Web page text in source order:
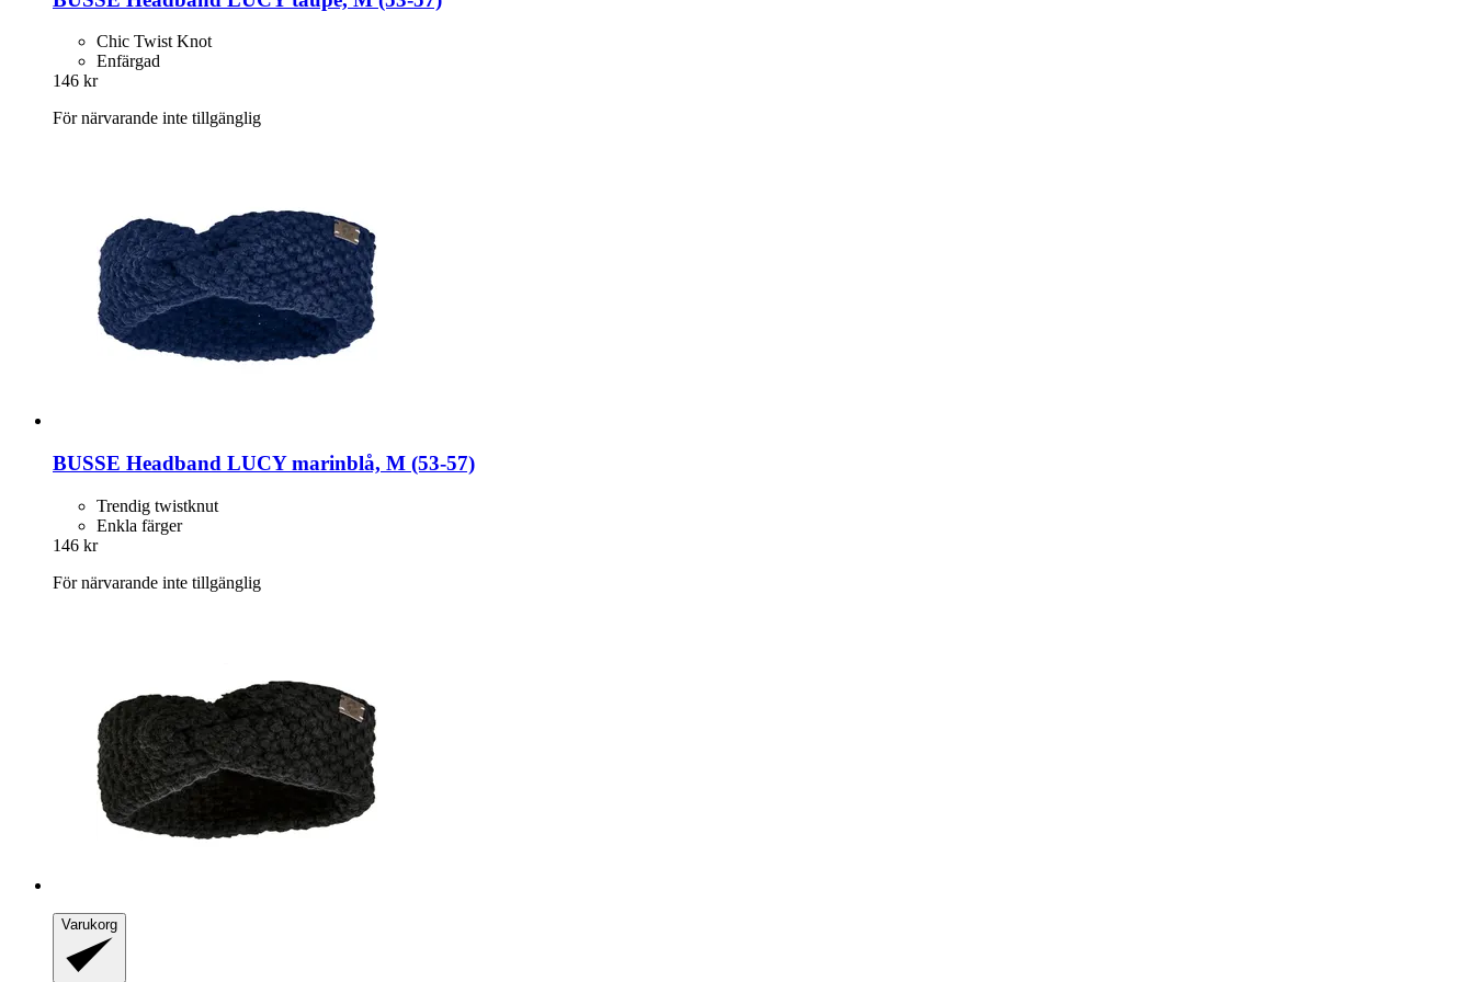
Chic Twist Knot
Enfärgad
146 kr
För närvarande inte tillgänglig
BUSSE Headband LUCY marinblå, M (53-​57)
Trendig twistknut
Enkla färger
146 kr
För närvarande inte tillgänglig
Varukorg